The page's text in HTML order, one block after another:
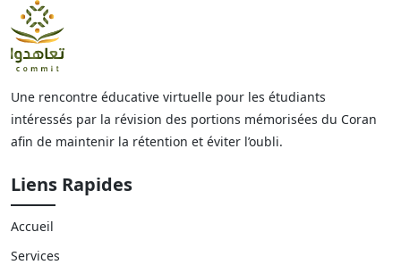
Une rencontre éducative virtuelle pour les étudiants
intéressés par la révision des portions mémorisées du Coran
afin de maintenir la rétention et éviter l’oubli.
Liens Rapides
Accueil
Services